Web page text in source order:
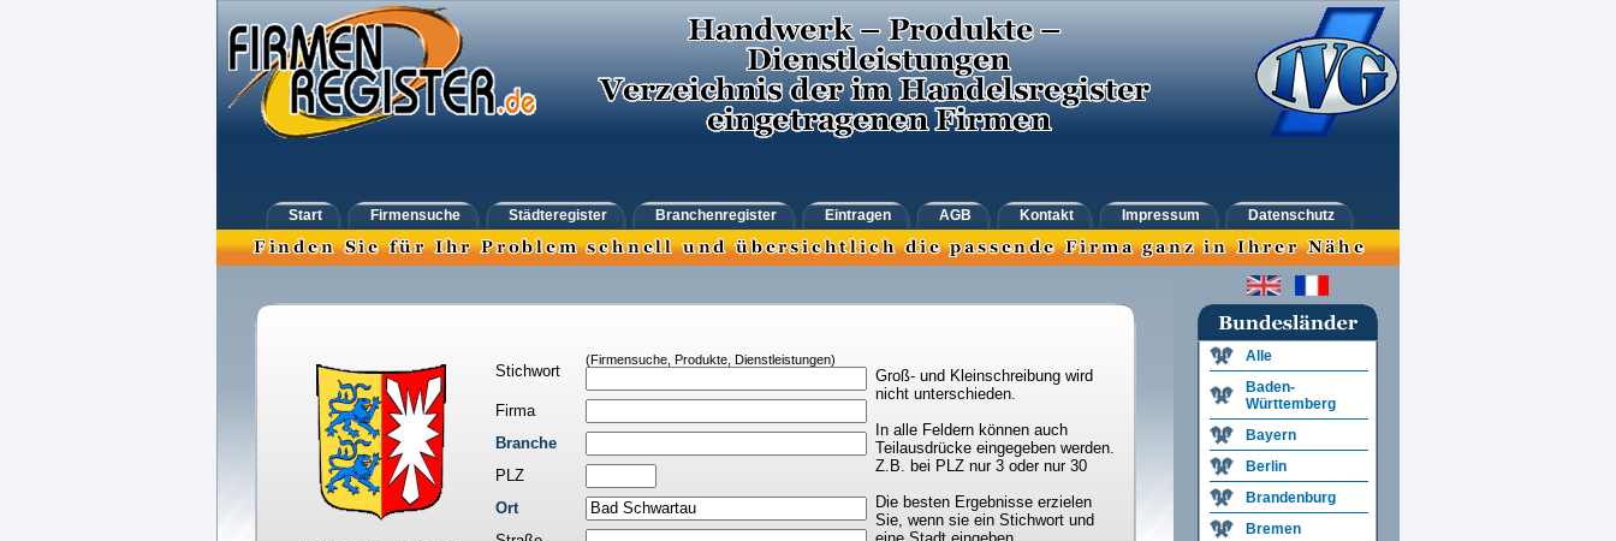
Start Firmensuche Städteregister Branchenregister Eintragen AGB Kontakt Impressum Datenschutz
Stichwort
(Firmensuche, Produkte, Dienstleistungen)
Groß- und Kleinschreibung wird
nicht unterschieden.
In alle Feldern können auch
Teilausdrücke eingegeben werden.
Z.B. bei PLZ nur 3 oder nur 30
Die besten Ergebnisse erzielen
Sie, wenn sie ein Stichwort und
Firma
Branche
PLZ
Ort
Alle
Baden-
Württemberg
Bayern
Berlin
Brandenburg
Bremen